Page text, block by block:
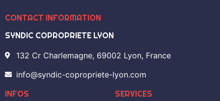
CONTACT INFORMATION
SYNDIC COPROPRIETE LYON
132 Cr Charlemagne, 69002 Lyon, France
info@syndic-copropriete-lyon.com
INFOS SERVICES